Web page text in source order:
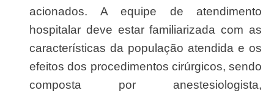
acionados. A equipe de atendimento
hospitalar deve estar familiarizada com as
características da população atendida e os
efeitos dos procedimentos cirúrgicos, sendo
composta por anestesiologista,